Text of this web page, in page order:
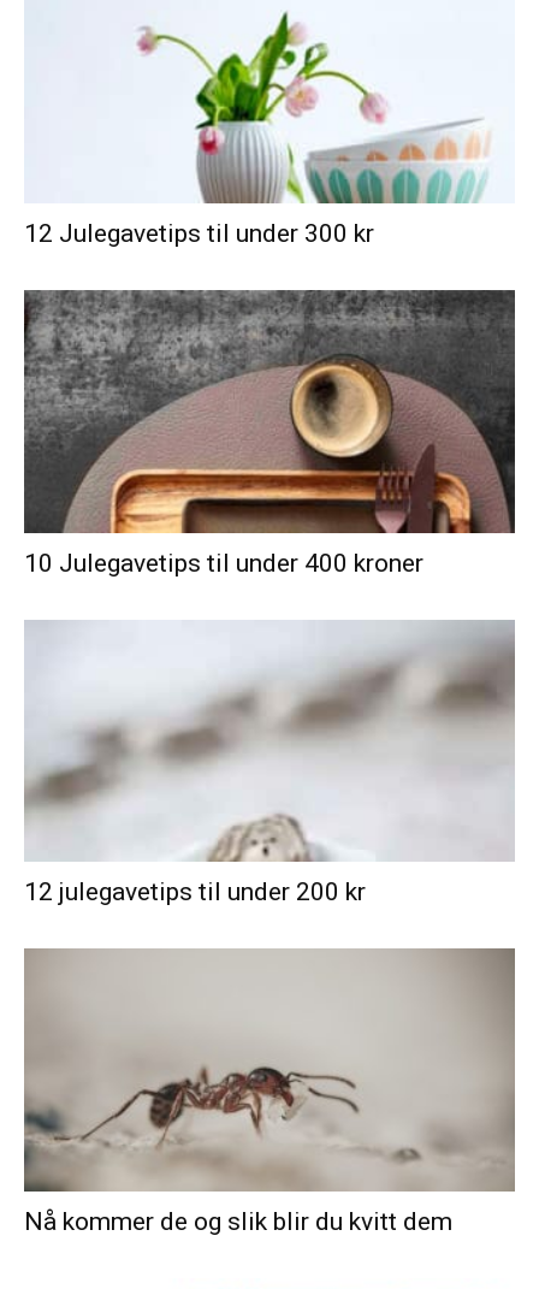
12 Julegavetips til under 300 kr
10 Julegavetips til under 400 kroner
12 julegavetips til under 200 kr
Nå kommer de og slik blir du kvitt dem